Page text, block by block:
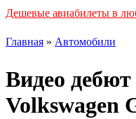
Дешевые авиабилеты в
Главная » Автомобили
Видео